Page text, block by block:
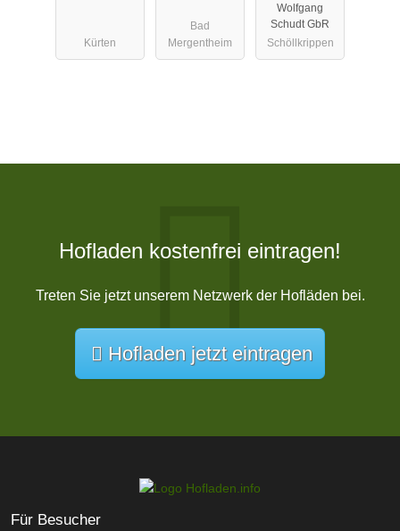
Kürten
Bad
Mergentheim
Wolfgang
Schudt GbR
Schöllkrippen
Hofladen kostenfrei eintragen!
Treten Sie jetzt unserem Netzwerk der Hofläden bei.
Hofladen jetzt eintragen
Für Besucher